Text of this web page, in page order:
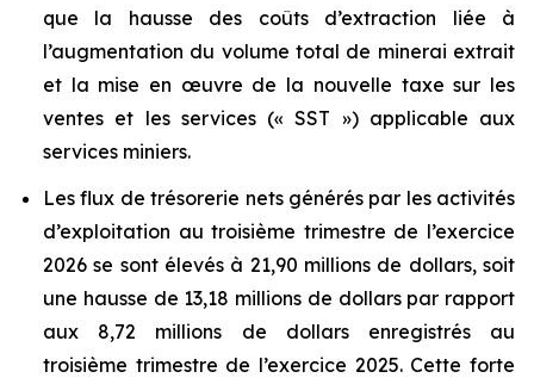
que la hausse des coûts d’extraction liée à
l’augmentation du volume total de minerai extrait
et la mise en œuvre de la nouvelle taxe sur les
ventes et les services (« SST ») applicable aux
services miniers.
Les flux de trésorerie nets générés par les activités
d’exploitation au troisième trimestre de l’exercice
2026 se sont élevés à 21,90 millions de dollars, soit
une hausse de 13,18 millions de dollars par rapport
aux 8,72 millions de dollars enregistrés au
troisième trimestre de l’exercice 2025. Cette forte